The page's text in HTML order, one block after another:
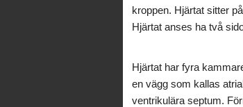
kroppen. Hjärtat sitter
Hjärtat anses ha två
Hjärtat har fyra
en vägg som kallas
ventrikulära septum.